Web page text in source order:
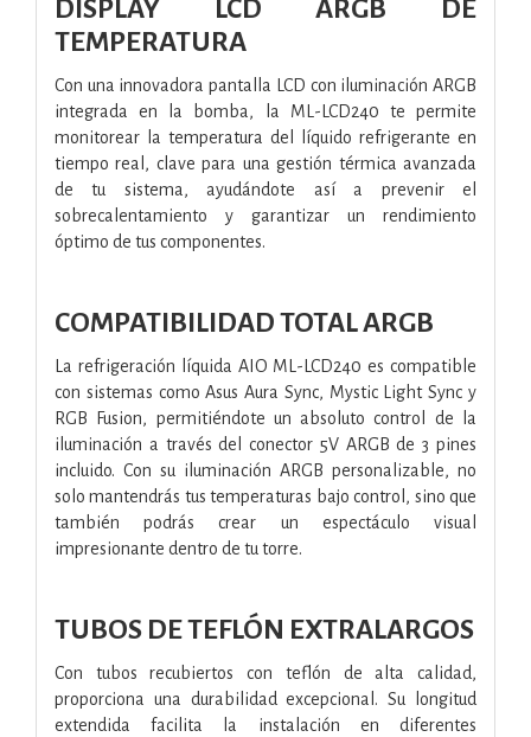
DISPLAY LCD ARGB DE
TEMPERATURA
Con una innovadora pantalla LCD con iluminación ARGB
integrada en la bomba, la ML-LCD240 te permite
monitorear la temperatura del líquido refrigerante en
tiempo real, clave para una gestión térmica avanzada
de tu sistema, ayudándote así a prevenir el
sobrecalentamiento y garantizar un rendimiento
óptimo de tus componentes.
COMPATIBILIDAD TOTAL ARGB
La refrigeración líquida AIO ML-LCD240 es compatible
con sistemas como Asus Aura Sync, Mystic Light Sync y
RGB Fusion, permitiéndote un absoluto control de la
iluminación a través del conector 5V ARGB de 3 pines
incluido. Con su iluminación ARGB personalizable, no
solo mantendrás tus temperaturas bajo control, sino que
también podrás crear un espectáculo visual
impresionante dentro de tu torre.
TUBOS DE TEFLÓN EXTRALARGOS
Con tubos recubiertos con teflón de alta calidad,
proporciona una durabilidad excepcional. Su longitud
extendida facilita la instalación en diferentes